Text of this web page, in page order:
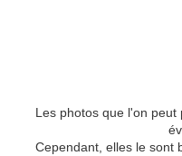
Les photos que l'on
Cependant, elles le sont